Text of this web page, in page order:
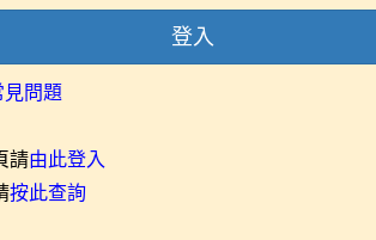
登入
見問題
請由此登入
按此查詢